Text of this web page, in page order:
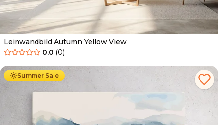
Leinwandbild Autumn Yellow View
0.0 (0)
Summer Sale
Ab 39.90 € 34.90